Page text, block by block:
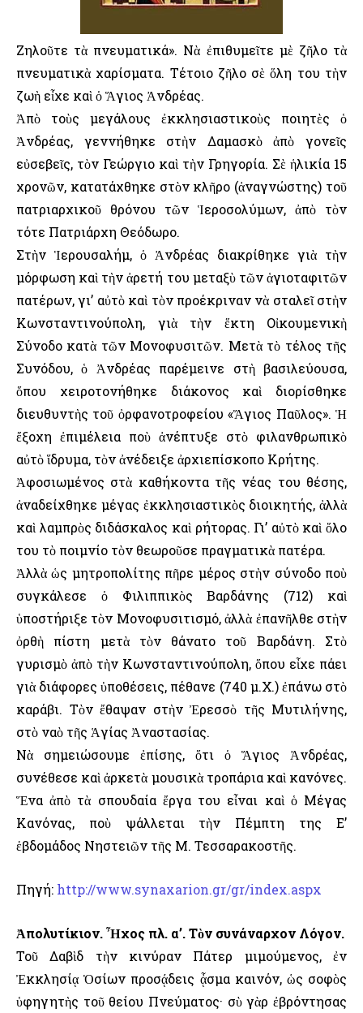
Ζηλοῦτε τὰ πνευματικά». Νὰ ἐπιθυμεῖτε μὲ ζῆλο τὰ
πνευματικὰ χαρίσματα. Τέτοιο ζῆλο σὲ ὅλη του τὴν
ζωὴ εἶχε καὶ ὁ Ἅγιος Ἀνδρέας.
Ἀπὸ τοὺς μεγάλους ἐκκλησιαστικοὺς ποιητὲς ὁ
Ἀνδρέας, γεννήθηκε στὴν Δαμασκὸ ἀπὸ γονεῖς
εὐσεβεῖς, τὸν Γεώργιο καὶ τὴν Γρηγορία. Σὲ ἡλικία 15
χρονῶν, κατατάχθηκε στὸν κλῆρο (ἀναγνώστης) τοῦ
πατριαρχικοῦ θρόνου τῶν Ἱεροσολύμων, ἀπὸ τὸν
τότε Πατριάρχη Θεόδωρο.
Στὴν Ἱερουσαλήμ, ὁ Ἀνδρέας διακρίθηκε γιὰ τὴν
μόρφωση καὶ τὴν ἀρετή του μεταξὺ τῶν ἁγιοταφιτῶν
πατέρων, γι’ αὐτὸ καὶ τὸν προέκριναν νὰ σταλεῖ στὴν
Κωνσταντινούπολη, γιὰ τὴν ἕκτη Οἰκουμενικὴ
Σύνοδο κατὰ τῶν Μονοφυσιτῶν. Μετὰ τὸ τέλος τῆς
Συνόδου, ὁ Ἀνδρέας παρέμεινε στὴ βασιλεύουσα,
ὅπου χειροτονήθηκε διάκονος καὶ διορίσθηκε
διευθυντὴς τοῦ ὀρφανοτροφείου «Ἅγιος Παῦλος». Ἡ
ἔξοχη ἐπιμέλεια ποὺ ἀνέπτυξε στὸ φιλανθρωπικὸ
αὐτὸ ἵδρυμα, τὸν ἀνέδειξε ἀρχιεπίσκοπο Κρήτης.
Ἀφοσιωμένος στὰ καθήκοντα τῆς νέας του θέσης,
ἀναδείχθηκε μέγας ἐκκλησιαστικὸς διοικητής, ἀλλὰ
καὶ λαμπρὸς διδάσκαλος καὶ ρήτορας. Γι’ αὐτὸ καὶ ὅλο
του τὸ ποιμνίο τὸν θεωροῦσε πραγματικὰ πατέρα.
Ἀλλὰ ὡς μητροπολίτης πῆρε μέρος στὴν σύνοδο ποὺ
συγκάλεσε ὁ Φιλιππικὸς Βαρδάνης (712) καὶ
ὑποστήριξε τὸν Μονοφυσιτισμό, ἀλλὰ ἐπανῆλθε στὴν
ὀρθὴ πίστη μετὰ τὸν θάνατο τοῦ Βαρδάνη. Στὸ
γυρισμὸ ἀπὸ τὴν Κωνσταντινούπολη, ὅπου εἶχε πάει
γιὰ διάφορες ὑποθέσεις, πέθανε (740 μ.Χ.) ἐπάνω στὸ
καράβι. Τὸν ἔθαψαν στὴν Ἐρεσσὸ τῆς Μυτιλήνης,
στὸ ναὸ τῆς Ἁγίας Ἀναστασίας.
Νὰ σημειώσουμε ἐπίσης, ὅτι ὁ Ἅγιος Ἀνδρέας,
συνέθεσε καὶ ἀρκετὰ μουσικὰ τροπάρια καὶ κανόνες.
Ἕνα ἀπὸ τὰ σπουδαία ἔργα του εἶναι καὶ ὁ Μέγας
Κανόνας, ποὺ ψάλλεται τὴν Πέμπτη της Ε’
ἑβδομάδος Νηστειῶν τῆς Μ. Τεσσαρακοστῆς.
Πηγή: http://www.synaxarion.gr/gr/index.aspx
Ἀπολυτίκιον. Ἦχος πλ. α’. Τὸν συνάναρχον Λόγον.
Τοῦ Δαβὶδ τὴν κινύραν Πάτερ μιμούμενος, ἐν
Ἐκκλησίᾳ Ὁσίων προσᾴδεις ᾆσμα καινόν, ὡς σοφὸς
ὑφηγητὴς τοῦ θείου Πνεύματος· σὺ γὰρ ἐβρόντησας